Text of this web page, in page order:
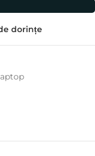
dorințe